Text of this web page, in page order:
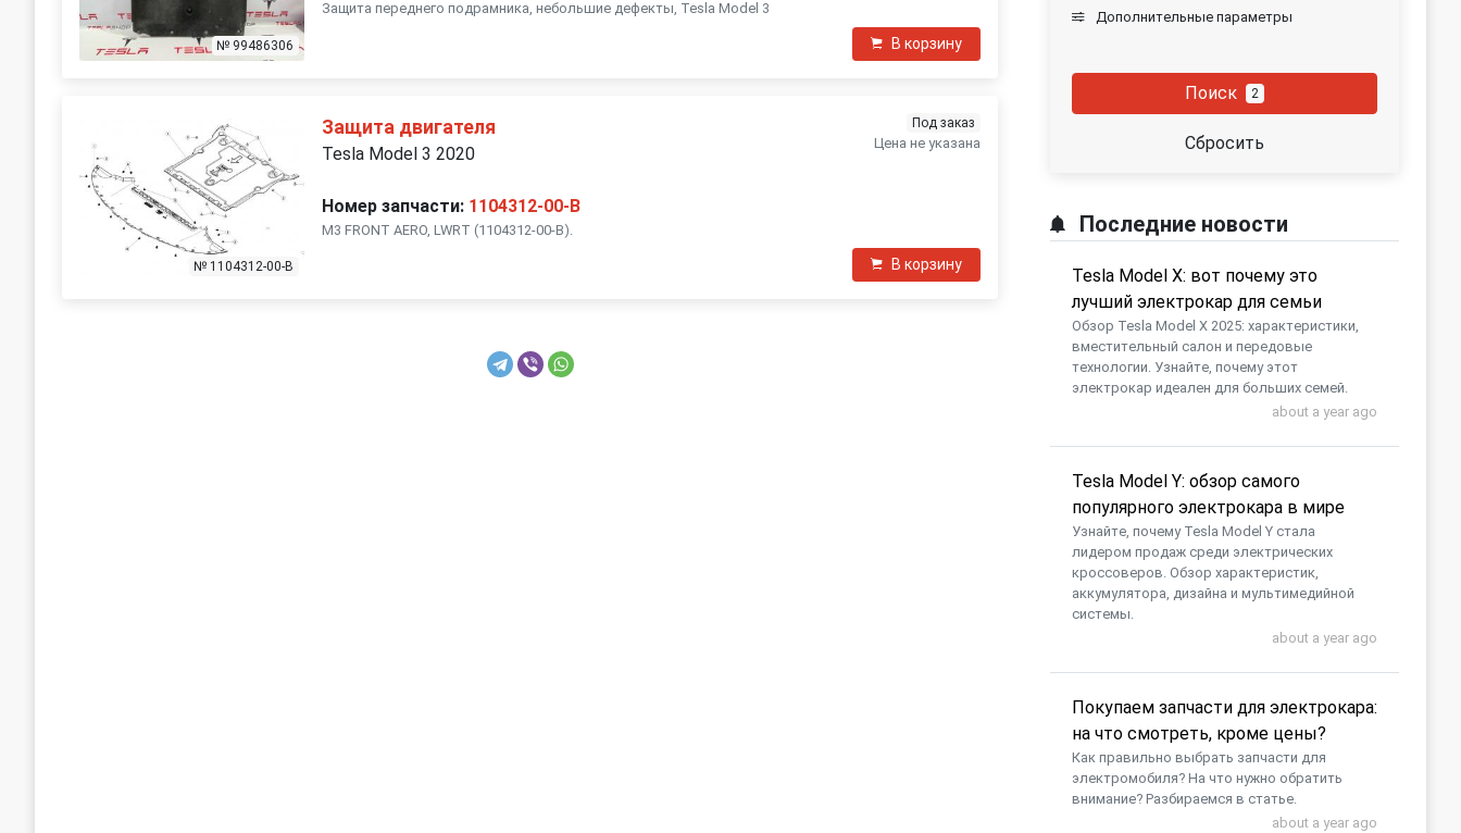
№ 99486306
Защита переднего подрамника, небольшие дефекты, Tesla Model 3
В корзину
№ 1104312-00-B
Защита двигателя
Tesla Model 3 2020
Номер запчасти: 1104312-00-B
M3 FRONT AERO, LWRT (1104312-00-B).
Под заказ
Цена не указана
В корзину
Дополнительные параметры
Поиск 2
Сбросить
Последние новости
Tesla Model X: вот почему это
лучший электрокар для семьи
Обзор Tesla Model X 2025: характеристики,
вместительный салон и передовые
технологии. Узнайте, почему этот
электрокар идеален для больших семей.
about a year ago
Tesla Model Y: обзор самого
популярного электрокара в мире
Узнайте, почему Tesla Model Y стала
лидером продаж среди электрических
кроссоверов. Обзор характеристик,
аккумулятора, дизайна и мультимедийной
системы.
about a year ago
Покупаем запчасти для электрокара:
на что смотреть, кроме цены?
Как правильно выбрать запчасти для
электромобиля? На что нужно обратить
внимание? Разбираемся в статье.
about a year ago